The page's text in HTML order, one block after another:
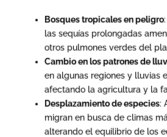
Bosques tropicales en peligro
las sequías prolongadas
otros pulmones verdes del
Cambio en los patrones de
en algunas regiones y lluvias
afectando la agricultura y la
Desplazamiento de especies:
migran en busca de climas
alterando el equilibrio de los